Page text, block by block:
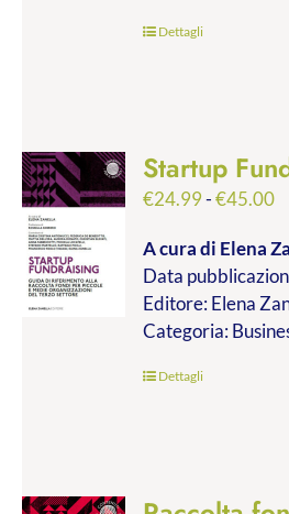
Dettagli
Startup
€24.99-€45.00
a
A cura di Elena
Data
Editore: Elena
Categoria:
Dettagli